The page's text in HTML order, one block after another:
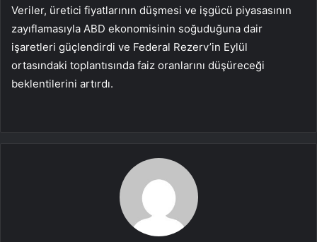
Veriler, üretici fiyatlarının düşmesi ve işgücü piyasasının
zayıflamasıyla ABD ekonomisinin soğuduğuna dair
işaretleri güçlendirdi ve Federal Rezerv’in Eylül
ortasındaki toplantısında faiz oranlarını düşüreceği
beklentilerini artırdı.